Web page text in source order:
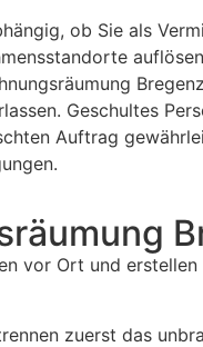
ob Sie als
Geschultes
Auftrag
vor Ort und
zuerst das